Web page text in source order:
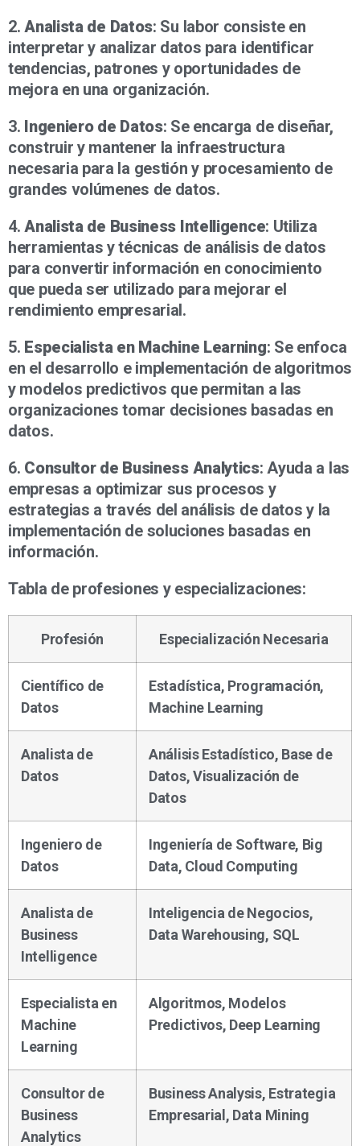
2. Analista de Datos: Su labor consiste en
interpretar y analizar datos para identificar
tendencias, patrones y oportunidades de
mejora en una organización.
3. Ingeniero de Datos: Se encarga de diseñar,
construir y mantener la infraestructura
necesaria para la gestión y procesamiento de
grandes volúmenes de datos.
4. Analista de Business Intelligence: Utiliza
herramientas y técnicas de análisis de datos
para convertir información en conocimiento
que pueda ser utilizado para mejorar el
rendimiento empresarial.
5. Especialista en Machine Learning: Se enfoca
en el desarrollo e implementación de algoritmos
y modelos predictivos que permitan a las
organizaciones tomar decisiones basadas en
datos.
6. Consultor de Business Analytics: Ayuda a las
empresas a optimizar sus procesos y
estrategias a través del análisis de datos y la
implementación de soluciones basadas en
información.
Tabla de profesiones y especializaciones:
Profesión Especialización Necesaria
Científico de
Datos
Estadística, Programación,
Machine Learning
Analista de
Datos
Análisis Estadístico, Base de
Datos, Visualización de
Datos
Ingeniero de
Datos
Ingeniería de Software, Big
Data, Cloud Computing
Analista de
Business
Intelligence
Inteligencia de Negocios,
Data Warehousing, SQL
Especialista en
Machine
Learning
Algoritmos, Modelos
Predictivos, Deep Learning
Consultor de
Business
Analytics
Business Analysis, Estrategia
Empresarial, Data Mining